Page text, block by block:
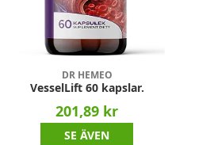
DR HEMEO
VesselLift 60 kapslar.
201,89 kr
SE ÄVEN